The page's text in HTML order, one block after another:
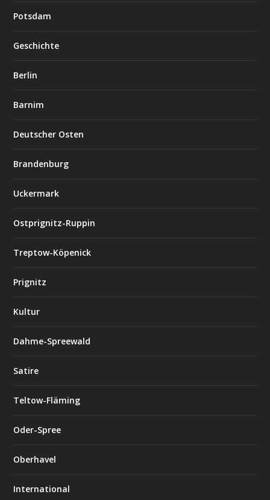
Potsdam
Geschichte
Berlin
Barnim
Deutscher Osten
Brandenburg
Uckermark
Ostprignitz-Ruppin
Treptow-Köpenick
Prignitz
Kultur
Dahme-Spreewald
Satire
Teltow-Fläming
Oder-Spree
Oberhavel
International